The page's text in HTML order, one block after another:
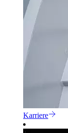
Karriere